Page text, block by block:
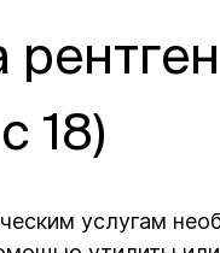
18)
услугам